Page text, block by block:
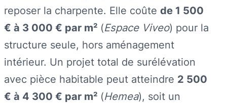
reposer la charpente. Elle coûte de 1 500
€ à 3 000 € par m² (Espace Viveo) pour la
structure seule, hors aménagement
intérieur. Un projet total de surélévation
avec pièce habitable peut atteindre 2 500
€ à 4 300 € par m² (Hemea), soit un